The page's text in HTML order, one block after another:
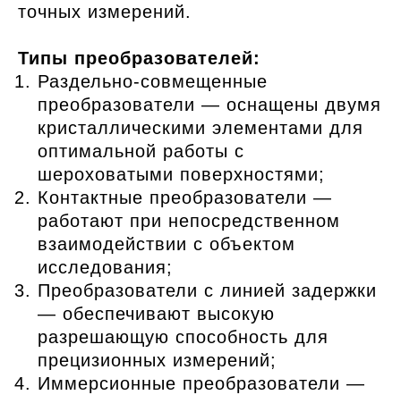
точных измерений.
Типы преобразователей:
Раздельно-совмещенные
преобразователи — оснащены двумя
кристаллическими элементами для
оптимальной работы с
шероховатыми поверхностями;
Контактные преобразователи —
работают при непосредственном
взаимодействии с объектом
исследования;
Преобразователи с линией задержки
— обеспечивают высокую
разрешающую способность для
прецизионных измерений;
Иммерсионные преобразователи —